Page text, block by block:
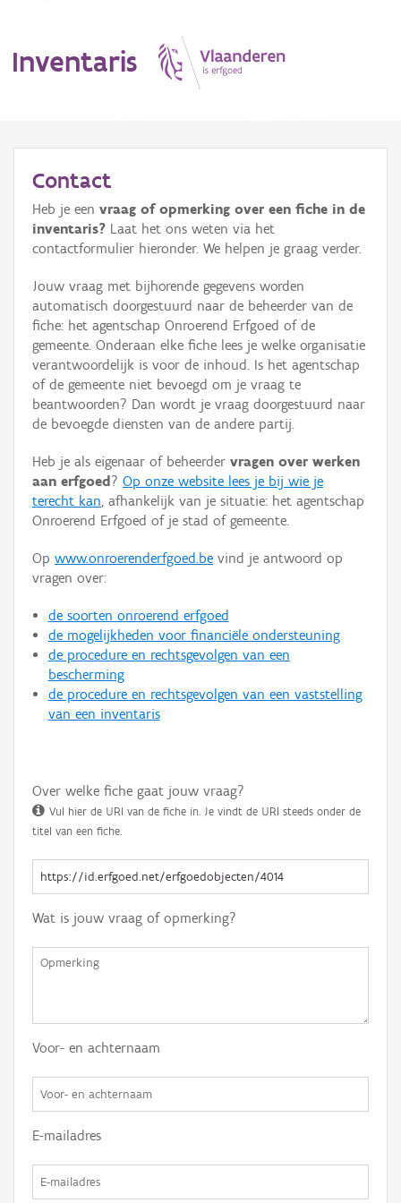
Inventaris
Erfgoedobject
Aanduidingsobject
Waarneming
Thema
Gebeurtenis
Persoon of collectief
Hergebruik
Aanmelden
Contact
Heb je een vraag of opmerking over een fiche in de
inventaris? Laat het ons weten via het
contactformulier hieronder. We helpen je graag verder.
Jouw vraag met bijhorende gegevens worden
automatisch doorgestuurd naar de beheerder van de
fiche: het agentschap Onroerend Erfgoed of de
gemeente. Onderaan elke fiche lees je welke organisatie
verantwoordelijk is voor de inhoud. Is het agentschap
of de gemeente niet bevoegd om je vraag te
beantwoorden? Dan wordt je vraag doorgestuurd naar
de bevoegde diensten van de andere partij.
Heb je als eigenaar of beheerder vragen over werken
aan erfgoed ? Op onze website lees je bij wie je
terecht kan, afhankelijk van je situatie: het agentschap
Onroerend Erfgoed of je stad of gemeente.
Op www.onroerenderfgoed.be vind je antwoord op
vragen over:
de soorten onroerend erfgoed
de mogelijkheden voor financiële ondersteuning
de procedure en rechtsgevolgen van een
bescherming
de procedure en rechtsgevolgen van een vaststelling
van een inventaris
Over welke fiche gaat jouw vraag?
Vul hier de URI van de fiche in. Je vindt de URI steeds onder de
titel van een fiche.
Wat is jouw vraag of opmerking?
Voor- en achternaam
E-mailadres